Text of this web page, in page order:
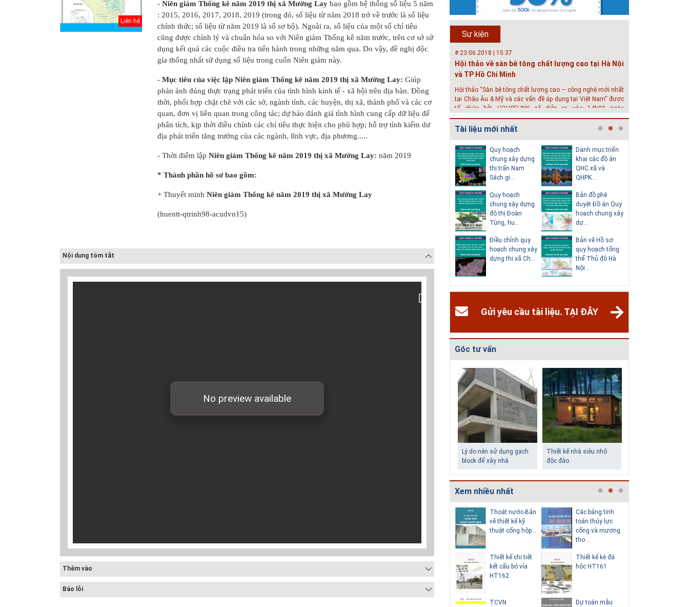
Liên hệ
- Niên giám Thống kê năm 2019 thị xã Mường Lay bao gồm hệ thống số liệu 5 năm
: 2015, 2016, 2017, 2018, 2019 (trong đó, số liệu từ năm 2018 trở về trước là số liệu
chính thức; số liệu từ năm 2019 là số sơ bộ). Ngoài ra, số liệu của một số chỉ tiêu
cũng được chỉnh lý và chuẩn hóa so với Niên giám Thống kê năm trước, trên cơ sở sử
dụng kết quả các cuộc điều tra tiến hành trong những năm qua. Do vậy, đề nghị độc
gỉa thống nhất sử dụng số liệu trong cuốn Niên giám này.
- Mục tiêu của việc lập Niên giám Thống kê năm 2019 thị xã Mường Lay: Giúp
phản ánh đúng thực trạng phát triển của tình hình kinh tế - xã hội trên địa bàn. Đồng
thời, phối hợp chặt chẽ với các sở, ngành tỉnh, các huyện, thị xã, thành phố và các cơ
quan, đơn vị liên quan trong công tác; dự báo đánh giá tình hình cung cấp dữ liệu để
phân tích, kịp thời điều chỉnh các chỉ tiêu thực hiện cho phù hợp; hỗ trợ tình kiếm dư
địa phát triển tăng trưởng của các ngành, lĩnh vực, địa phương.....
- Thời điểm lập Niên giám Thống kê năm 2019 thị xã Mường Lay: năm 2019
* Thành phần hồ sơ bao gồm:
+ Thuyết minh Niên giám Thống kê năm 2019 thị xã Mường Lay
(huentt-qtrinh98-acudvn15)
Nội dung tóm tắt
Thêm vào
Báo lỗi
Sự kiện
Phát triển đô thị thông minh và bền vững đang là mục tiêu
của rất nhiều thành phố trên thế giới. Tại Việt Nam, đã có
gần 20 tỉnh, thành phố trên toàn quốc đang triển khai hoặc
khởi động các đề án về đô thị thông minh. Vi...
# 23.06.2018 | 15:37
Hội thảo về sàn bê tông chất lượng cao tại Hà Nội
và TP Hồ Chí Minh
Hội thảo “Sàn bê tông chất lượng cao – công nghệ mới nhất
tại Châu Âu & Mỹ và các vấn đề áp dụng tại Việt Nam” được
tổ chức bởi HOUSELINK sẽ diễn ra vào 14h00 ngày
26/06/2018 tại Khách sạn Pan Pacific, Hà Nội và ngày 28/...
# 04.03.2017 | 10:56
Độc đáo 3 địa danh thu nhỏ trong một homestay
giữa lòng Hà Nội
Ngoài các khách sạn và nhà nghỉ, nhiều du khách có xu
hướng tìm đến các homestay cho kỳ nghỉ của mình.
Tài liệu mới nhất
sơ quy hoạch
Văn bản pháp lý
hoạch tổng thể...
hoạch chung
Dươn...
hoạch chung xây
Điều chỉnh Quy
thành phố Hải
lý chất thải rắn
dựng vùng
Quy hoạch xây
dựng vùng
dựng vùng
thể phát triển
mạng lưới cấp
n...
Quy hoạch
chung xây dựng
thị trấn Nam
Sách gi...
Quy hoạch
chung xây dựng
đô thị Đoàn
Tùng, hu...
Điều chỉnh quy
hoạch chung xây
dựng thị xã Ch...
Danh mục triển
khai các đồ án
QHC xã và
QHPK...
Bản đồ phê
duyệt Đồ án Quy
hoạch chung xây
dự...
Bản vẽ Hồ sơ
quy hoạch tổng
thể Thủ đô Hà
Nội...
Gửi yêu cầu tài liệu. TẠI ĐÂY
Góc tư vấn
Giải pháp xử lý thấm
chân tường
Biệt thự phố có bể bơi
làm trung tâm
Những ngôi nhà một
tầng ít tiền vẫn đẹp
Lý do nên sử dụng gạch
block để xây nhà
Xem nhiều nhất
Thoát nước-Bản
thuật cống tròn...
Hồ sơ Đề xuất
thức BT HT107
Giao thông-Bản
tạo khe co, kh...
Thuyết minh và
Bảng tính toán
đánh giá hiệu q...
Thoát nước-Bản
vẽ thiết kế kỹ
thuật cống hộp...
Thiết kế chi tiết
kết cấu bó vỉa
HT162
TCVN
Các bảng tính
toán thủy lực
cống và mương
tho...
Thiết kế kè đá
hộc HT161
Dự toán mẫu